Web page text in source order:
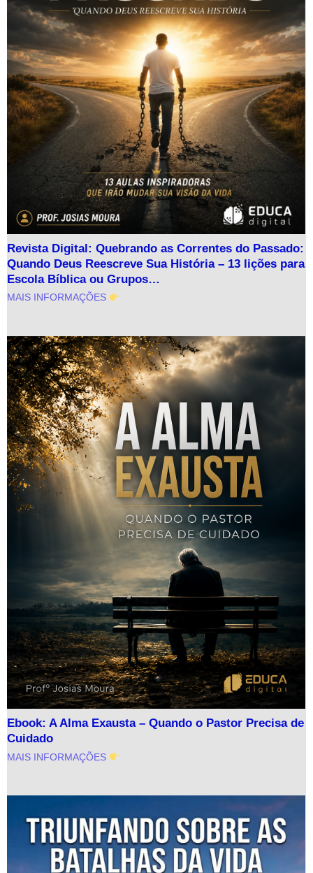
Revista Digital: Quebrando as Correntes do Passado:
Quando Deus Reescreve Sua História – 13 lições para
Escola Bíblica ou Grupos…
MAIS INFORMAÇÕES
Ebook: A Alma Exausta – Quando o Pastor Precisa de
Cuidado
MAIS INFORMAÇÕES